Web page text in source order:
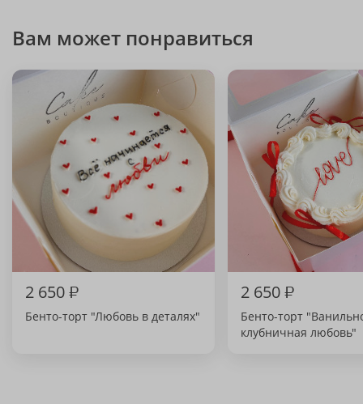
Вам может понравиться
2 650₽
Бенто-торт "Любовь в деталях"
2 650₽
Бенто-торт
клубничная любовь"